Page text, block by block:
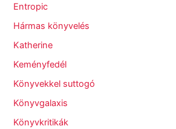
Entropic
Hármas könyvelés
Katherine
Keményfedél
Könyvekkel suttogó
Könyvgalaxis
Könyvkritikák